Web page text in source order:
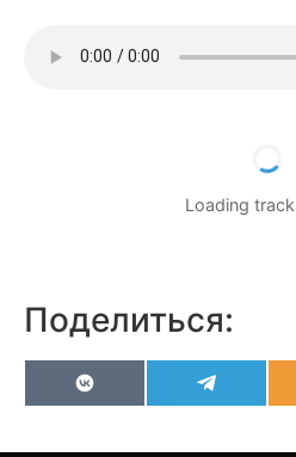
Loading
Поделиться:
VK